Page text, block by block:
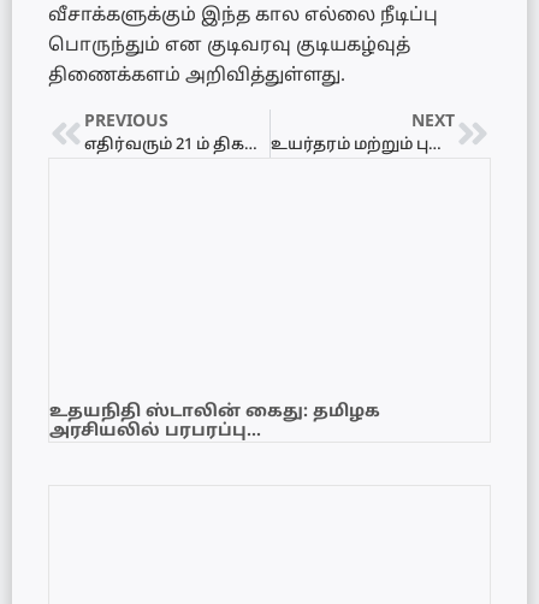
வீசாக்களுக்கும் இந்த கால எல்லை நீடிப்பு
பொருந்தும் என குடிவரவு குடியகழ்வுத்
திணைக்களம் அறிவித்துள்ளது.
PREVIOUS
எதிர்வரும் 21 ம் திகதி முதல் பாடசாலைகளை திறப்பதற்கு தீர்மானம்…
NEXT
உயர்தரம் மற்றும் புலமைப் பரிசில் பரீட்சைகள் பற்றிய முக்கிய அறிவிப்பு…
உதயநிதி ஸ்டாலின் கைது: தமிழக
அரசியலில் பரபரப்பு…